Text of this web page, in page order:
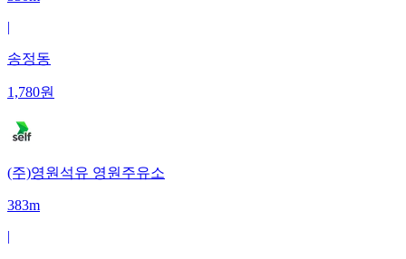
|
송정동
1,780원
(주)영원석유 영원주유소
383m
|